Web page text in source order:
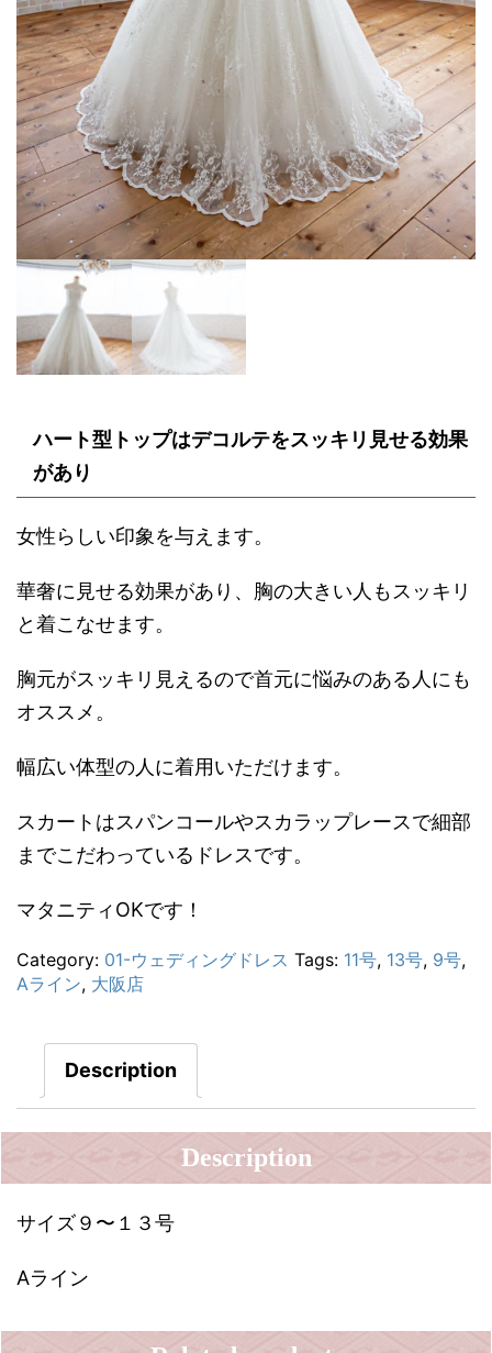
ハート型トップはデコルテをスッキリ見せる効果
があり
女性らしい印象を与えます。
華奢に見せる効果があり、胸の大きい人もスッキリ
と着こなせます。
胸元がスッキリ見えるので首元に悩みのある人にも
オススメ。
幅広い体型の人に着用いただけます。
スカートはスパンコールやスカラップレースで細部
までこだわっているドレスです。
マタニティOKです！
Category: 01-ウェディングドレス Tags: 11号, 13号, 9号,
Aライン, 大阪店
Description
Description
サイズ９〜１３号
Aライン